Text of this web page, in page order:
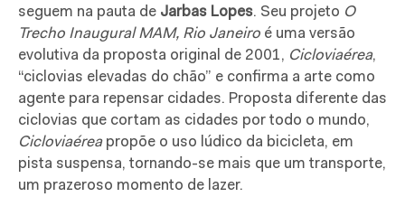
seguem na pauta de Jarbas Lopes. Seu projeto O
Trecho Inaugural MAM, Rio Janeiro é uma versão
evolutiva da proposta original de 2001, Cicloviaérea,
“ciclovias elevadas do chão” e confirma a arte como
agente para repensar cidades. Proposta diferente das
ciclovias que cortam as cidades por todo o mundo,
Cicloviaérea propõe o uso lúdico da bicicleta, em
pista suspensa, tornando-se mais que um transporte,
um prazeroso momento de lazer.